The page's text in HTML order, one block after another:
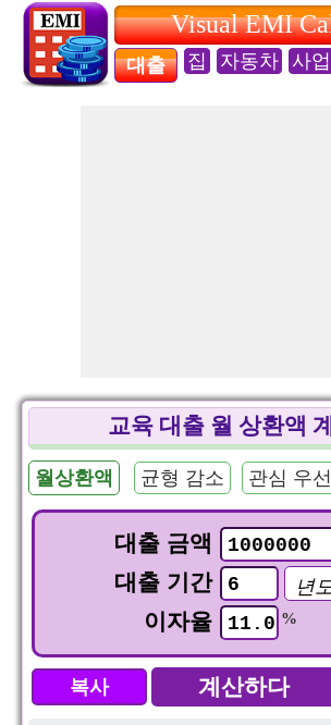
Visual EMI
대출 집 자동차 사업
교육 대출 월 상환액
월상환액 균형 감소 관심 우선
대출 금액
대출 기간
이자율
%
복사